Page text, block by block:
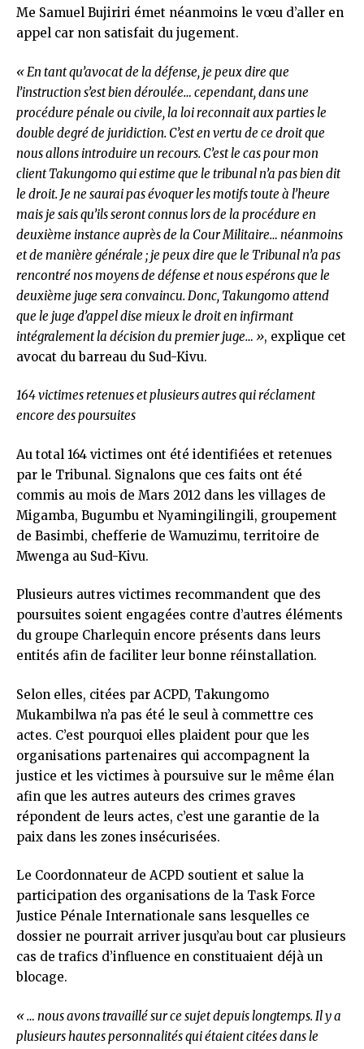
Me Samuel Bujiriri émet néanmoins le vœu d’aller en
appel car non satisfait du jugement.
« En tant qu’avocat de la défense, je peux dire que
l’instruction s’est bien déroulée… cependant, dans une
procédure pénale ou civile, la loi reconnait aux parties le
double degré de juridiction. C’est en vertu de ce droit que
nous allons introduire un recours. C’est le cas pour mon
client Takungomo qui estime que le tribunal n’a pas bien dit
le droit. Je ne saurai pas évoquer les motifs toute à l’heure
mais je sais qu’ils seront connus lors de la procédure en
deuxième instance auprès de la Cour Militaire… néanmoins
et de manière générale ; je peux dire que le Tribunal n’a pas
rencontré nos moyens de défense et nous espérons que le
deuxième juge sera convaincu. Donc, Takungomo attend
que le juge d’appel dise mieux le droit en infirmant
intégralement la décision du premier juge… », explique cet
avocat du barreau du Sud-Kivu.
164 victimes retenues et plusieurs autres qui réclament
encore des poursuites
Au total 164 victimes ont été identifiées et retenues
par le Tribunal. Signalons que ces faits ont été
commis au mois de Mars 2012 dans les villages de
Migamba, Bugumbu et Nyamingilingili, groupement
de Basimbi, chefferie de Wamuzimu, territoire de
Mwenga au Sud-Kivu.
Plusieurs autres victimes recommandent que des
poursuites soient engagées contre d’autres éléments
du groupe Charlequin encore présents dans leurs
entités afin de faciliter leur bonne réinstallation.
Selon elles, citées par ACPD, Takungomo
Mukambilwa n’a pas été le seul à commettre ces
actes. C’est pourquoi elles plaident pour que les
organisations partenaires qui accompagnent la
justice et les victimes à poursuive sur le même élan
afin que les autres auteurs des crimes graves
répondent de leurs actes, c’est une garantie de la
paix dans les zones insécurisées.
Le Coordonnateur de ACPD soutient et salue la
participation des organisations de la Task Force
Justice Pénale Internationale sans lesquelles ce
dossier ne pourrait arriver jusqu’au bout car plusieurs
cas de trafics d’influence en constituaient déjà un
blocage.
« … nous avons travaillé sur ce sujet depuis longtemps. Il y a
plusieurs hautes personnalités qui étaient citées dans le